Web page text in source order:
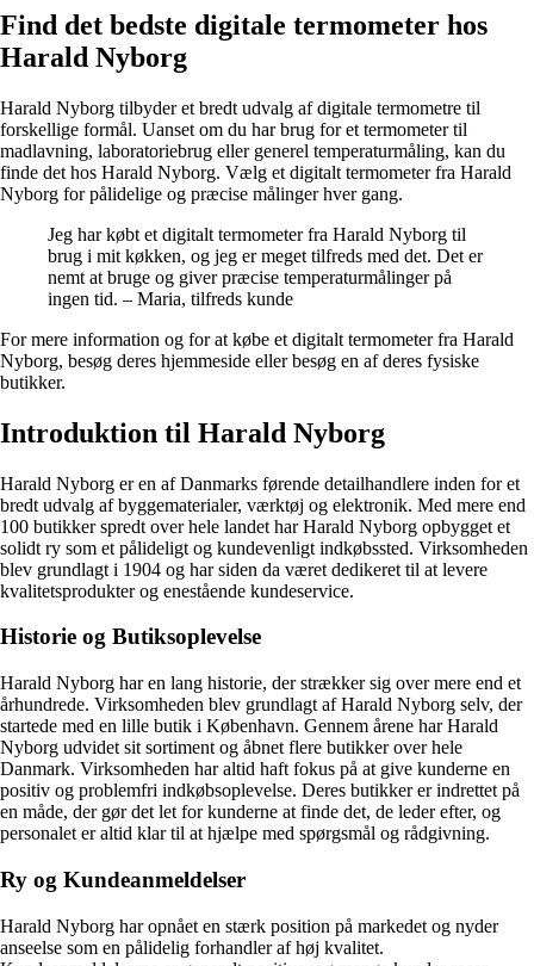
Find det bedste digitale termometer hos
Harald Nyborg
Harald Nyborg tilbyder et bredt udvalg af digitale termometre til
forskellige formål. Uanset om du har brug for et termometer til
madlavning, laboratoriebrug eller generel temperaturmåling, kan du
finde det hos Harald Nyborg. Vælg et digitalt termometer fra Harald
Nyborg for pålidelige og præcise målinger hver gang.
Jeg har købt et digitalt termometer fra Harald Nyborg til
brug i mit køkken, og jeg er meget tilfreds med det. Det er
nemt at bruge og giver præcise temperaturmålinger på
ingen tid. – Maria, tilfreds kunde
For mere information og for at købe et digitalt termometer fra Harald
Nyborg, besøg deres hjemmeside eller besøg en af deres fysiske
butikker.
Introduktion til Harald Nyborg
Harald Nyborg er en af Danmarks førende detailhandlere inden for et
bredt udvalg af byggematerialer, værktøj og elektronik. Med mere end
100 butikker spredt over hele landet har Harald Nyborg opbygget et
solidt ry som et pålideligt og kundevenligt indkøbssted. Virksomheden
blev grundlagt i 1904 og har siden da været dedikeret til at levere
kvalitetsprodukter og enestående kundeservice.
Historie og Butiksoplevelse
Harald Nyborg har en lang historie, der strækker sig over mere end et
århundrede. Virksomheden blev grundlagt af Harald Nyborg selv, der
startede med en lille butik i København. Gennem årene har Harald
Nyborg udvidet sit sortiment og åbnet flere butikker over hele
Danmark. Virksomheden har altid haft fokus på at give kunderne en
positiv og problemfri indkøbsoplevelse. Deres butikker er indrettet på
en måde, der gør det let for kunderne at finde det, de leder efter, og
personalet er altid klar til at hjælpe med spørgsmål og rådgivning.
Ry og Kundeanmeldelser
Harald Nyborg har opnået en stærk position på markedet og nyder
anseelse som en pålidelig forhandler af høj kvalitet.